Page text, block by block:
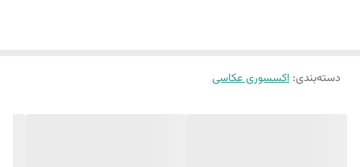
دسته‌بندی: اکسسوری عکاسی